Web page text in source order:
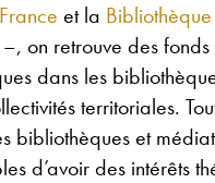
et la
–, on retrouve des fonds
dans les
territoriales.
bibliothèques et
d’avoir des intérêts